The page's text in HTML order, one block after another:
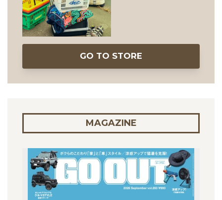
GO TO STORE
MAGAZINE